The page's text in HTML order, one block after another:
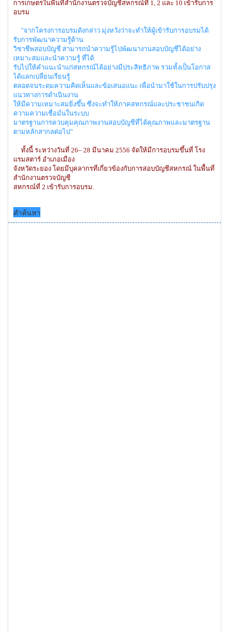
การเกษตรในพื้นที่สำนักงานตรวจบัญชีสหกรณ์ที่ 1, 2 และ 10 เข้ารับการ
อบรม
"จากโครงการอบรมดังกล่าว มุ่งหวังว่าจะทำให้ผู้เข้ารับการอบรมได้
รับการพัฒนาความรู้ด้าน
วิชาชีพสอบบัญชี สามารถนำความรู้ไปพัฒนางานสอบบัญชีได้อย่าง
เหมาะสมและนำความรู้ ที่ได้
รับไปให้คำแนะนำแก่สหกรณ์ได้อย่างมีประสิทธิภาพ รวมทั้งเป็นโอกาส
ได้แลกเปลี่ยนเรียนรู้
ตลอดจนระดมความคิดเห็นและข้อเสนอแนะ เพื่อนำมาใช้ในการปรับปรุง
แนวทางการดำเนินงาน
ให้มีความเหมาะสมยิ่งขึ้น ซึ่งจะทำให้ภาคสหกรณ์และประชาชนเกิด
ความความเชื่อมั่นในระบบ
มาตรฐานการควบคุมคุณภาพงานสอบบัญชีที่ได้คุณภาพและมาตรฐาน
ตามหลักสากลต่อไป”
ทั้งนี้ ระหว่างวันที่ 26– 28 มีนาคม 2556 จัดให้มีการอบรมขึ้นที่ โรง
แรมสตาร์ อำเภอเมือง
จังหวัดระยอง โดยมีบุคลากรที่เกี่ยวข้องกับการสอบบัญชีสหกรณ์ ในพื้นที่
สำนักงานตรวจบัญชี
สหกรณ์ที่ 2 เข้ารับการอบรม.
คำค้นหา